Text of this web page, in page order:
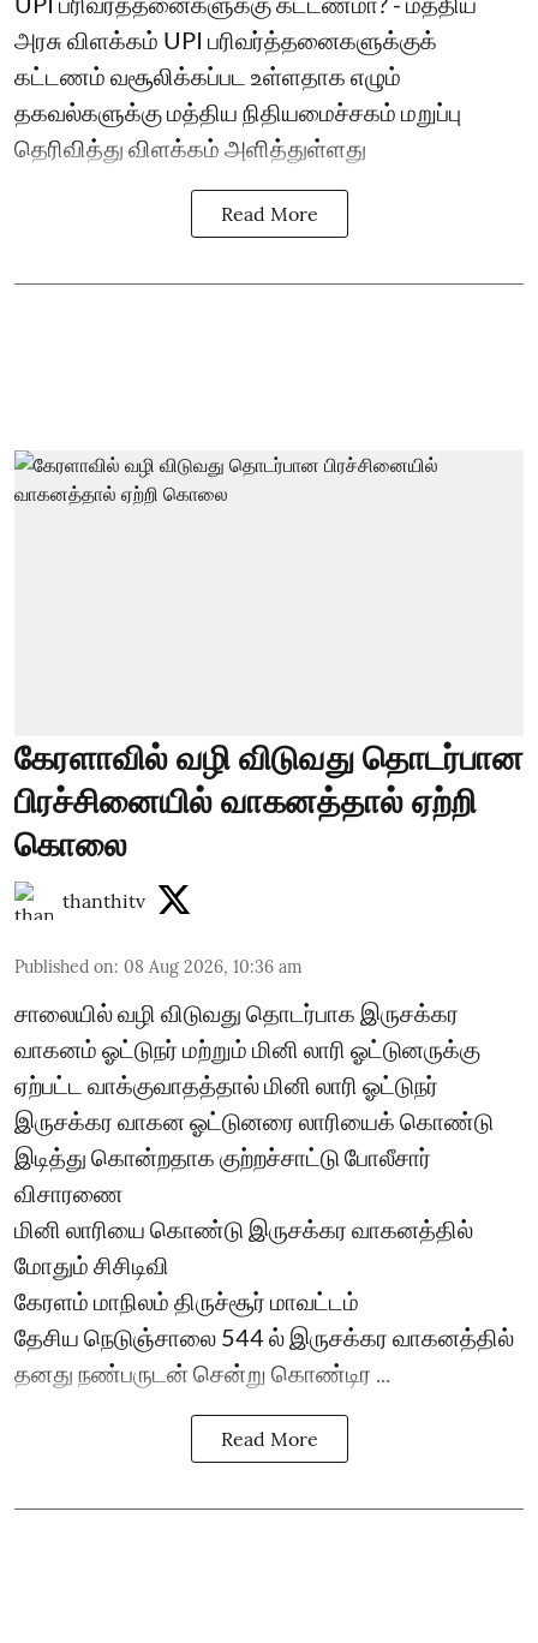
அரசு விளக்கம் UPI பரிவர்த்தனைகளுக்குக்
கட்டணம் வசூலிக்கப்பட உள்ளதாக எழும்
தகவல்களுக்கு மத்திய நிதியமைச்சகம் மறுப்பு
தெரிவித்து விளக்கம் அளித்துள்ளது
Read More
கேரளாவில் வழி விடுவது தொடர்பான
பிரச்சினையில் வாகனத்தால் ஏற்றி
கொலை
thanthitv
Published on: 08 Aug 2026, 10:36 am
சாலையில் வழி விடுவது தொடர்பாக இருசக்கர
வாகனம் ஓட்டுநர் மற்றும் மினி லாரி ஓட்டுனருக்கு
ஏற்பட்ட வாக்குவாதத்தால் மினி லாரி ஓட்டுநர்
இருசக்கர வாகன ஓட்டுனரை லாரியைக் கொண்டு
இடித்து கொன்றதாக குற்றச்சாட்டு போலீசார்
விசாரணை
மினி லாரியை கொண்டு இருசக்கர வாகனத்தில்
மோதும் சிசிடிவி
கேரளம் மாநிலம் திருச்சூர் மாவட்டம்
தேசிய நெடுஞ்சாலை 544 ல் இருசக்கர வாகனத்தில்
தனது நண்பருடன் சென்று கொண்டிர ...
Read More